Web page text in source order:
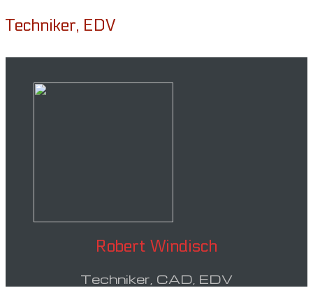
Techniker, EDV
Robert Windisch
Techniker, CAD, EDV